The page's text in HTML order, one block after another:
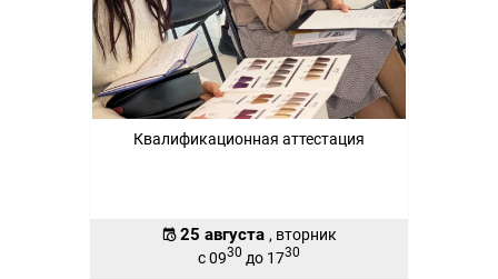
Квалификационная аттестация
25 августа , вторник
с 0930 до 1730